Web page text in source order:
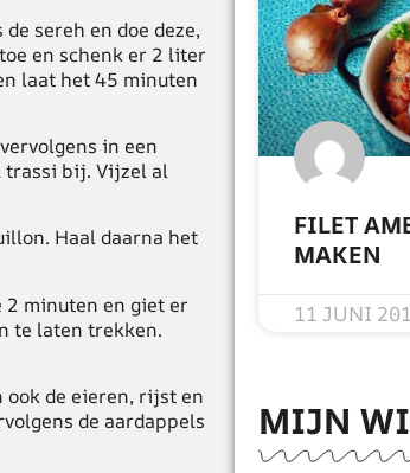
sereh en doe deze,
en schenk er 2 liter
laat het 45 minuten
in een
trassi bij. Vijzel al
Haal daarna het
2 minuten en giet er
te laten trekken.
ook de eieren, rijst en
de aardappels
FILET
MAKEN
11 JUNI
MIJN